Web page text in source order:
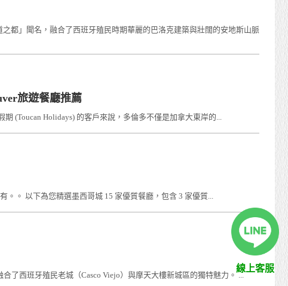
都」聞名，融合了西班牙殖民時期華麗的巴洛克建築與壯闊的安地斯山脈
旅遊餐廳推薦
(Toucan Holidays) 的客戶來說，多倫多不僅是加拿大東岸的...
。 以下為您精選墨西哥城 15 家優質餐廳，包含 3 家優質...
了西班牙殖民老城（Casco Viejo）與摩天大樓新城區的獨特魅力。 ...
線上客服